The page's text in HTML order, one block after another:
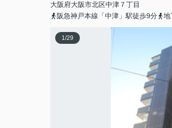
大阪府大阪市北区中津 ７丁目
阪急神戸本線「中津」駅徒歩9分
地
1/29